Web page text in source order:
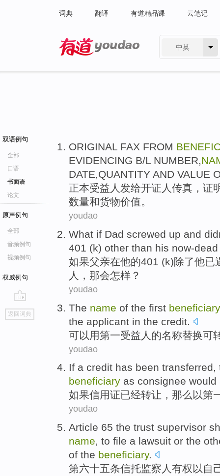
词典 翻译 有道精品课 云笔记
中英
双语例句
全部
口语
书面语
论文
原声例句
全部
音频例句
视频例句
权威例句
go
top
返回词典
ORIGINAL FAX FROM
EVIDENCING B/L NUMBER,
DATE,QUANTITY AND VALUE
正本受益人 发给开证人 传真 ， 证
数量和货物价值。
youdao
What if Dad screwed up and
401 (k) other than his now-dead
如果父亲在他的401 (k)除了他已
人
，那会怎样？
youdao
The name of the first beneficiary
the applicant in the credit.
可以 用第一受益人 的名称替换可
youdao
If a credit has been transferred,
beneficiary as consignee would
如果信用证已经转让 ，那么以第
youdao
Article 65 the trust supervisor
name, to file a lawsuit or the
of the beneficiary.
第六十五条信托监察人 有权 以 自